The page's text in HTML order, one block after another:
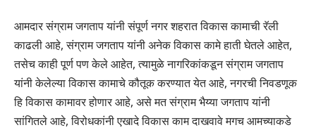
आमदार संग्राम जगताप यांनी संपूर्ण नगर शहरात विकास कामाची रॅली
काढली आहे, संग्राम जगताप यांनी अनेक विकास कामे हाती घेतले आहेत,
तसेच काही पूर्ण पण केले आहेत, त्यामुळे नागरिकांकडून संग्राम जगताप
यांनी केलेल्या विकास कामाचे कौतूक करण्यात येत आहे, नगरची निवडणूक
हि विकास कामावर होणार आहे, असे मत संग्राम भैय्या जगताप यांनी
सांगितले आहे, विरोधकांनी एखादे विकास काम दाखवावे मगच आमच्याकडे